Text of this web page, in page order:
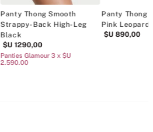
Panty Thong Smooth
Strappy-Back High-Leg
Black
$U 1290,00
Panties Glamour 3 x $U
2.590.00
Panty Thong
Pink Leopard
$U 890,00